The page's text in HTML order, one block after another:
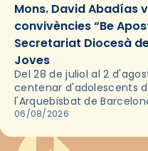
Mons. David Abadías
convivències “Be
Secretariat Diocesà
Joves
Del 28 de juliol al 2
centenar d'adolescents
l'Arquebisbat de
les convivències Be
06/08/2026